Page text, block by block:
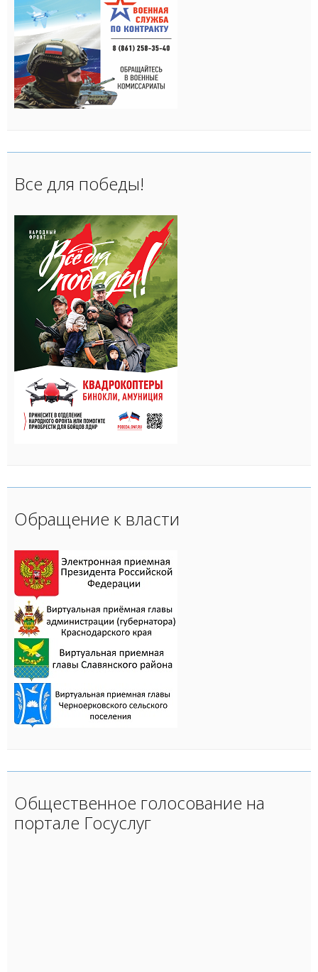
Все для победы!
Обращение к власти
Общественное голосование на
портале Госуслуг